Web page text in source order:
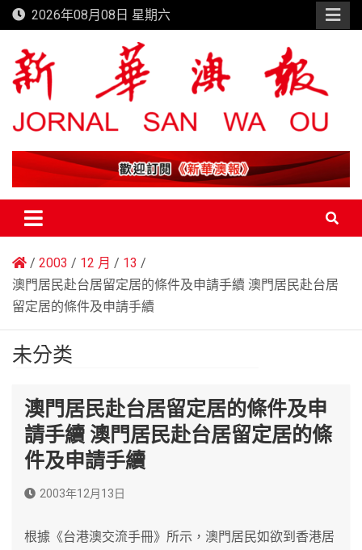
Skip
to
content
2026年08月08日 星期六
新華澳報
2003 12 月
13
澳門居民赴台居留定居的條件及申請手續 澳門居民赴台居
留定居的條件及申請手續
未分类
澳門居民赴台居留定居的條件及申
請手續 澳門居民赴台居留定居的條
件及申請手續
2003年12月13日
根據《台港澳交流手冊》所示，澳門居民如欲到香港居